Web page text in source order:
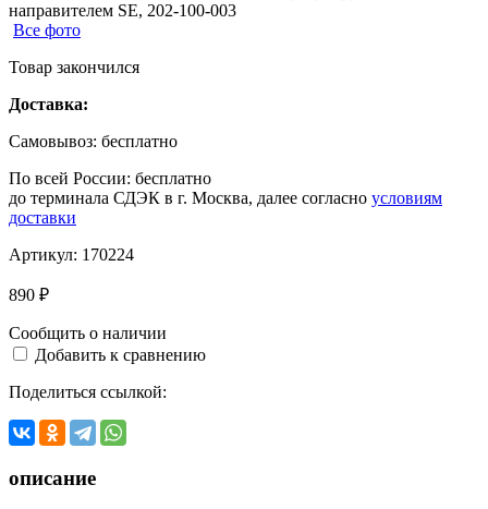
Все фото
Товар закончился
Доставка:
Самовывоз: бесплатно
По всей России: бесплатно
до терминала СДЭК в г. Москва, далее согласно условиям
доставки
Артикул: 170224
890 ₽
Сообщить о наличии
Добавить к сравнению
Поделиться ссылкой:
описание